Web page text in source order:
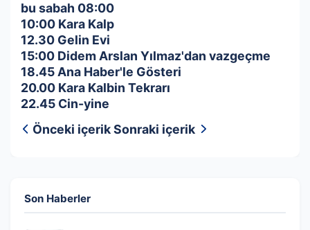
bu sabah 08:00
10:00 Kara Kalp
12.30 Gelin Evi
15:00 Didem Arslan Yılmaz'dan vazgeçme
18.45 Ana Haber'le Gösteri
20.00 Kara Kalbin Tekrarı
22.45 Cin-yine
Önceki içerikSonraki içerik
Son Haberler